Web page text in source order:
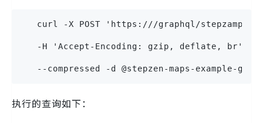
curl -X POST 'https:///graphql/
-H 'Accept-Encoding: gzip, deflate, br' -
--compressed -d @stepzen-maps-example-gql-
执行的查询如下：